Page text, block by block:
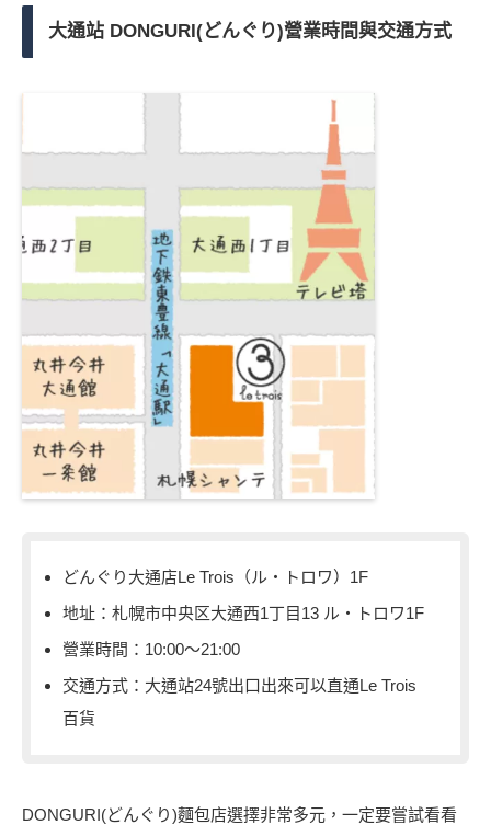
大通站 DONGURI(どんぐり)營業時間與交通方式
どんぐり大通店Le Trois（ル・トロワ）1F
地址：札幌市中央区大通西1丁目13 ル・トロワ1F
營業時間：10:00〜21:00
交通方式：大通站24號出口出來可以直通Le Trois
百貨
DONGURI(どんぐり)麵包店選擇非常多元，一定要嘗試看看